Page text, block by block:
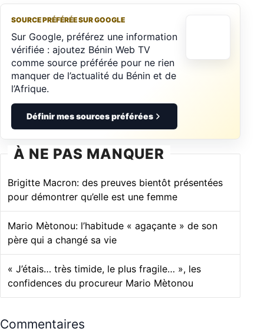
SOURCE PRÉFÉRÉE SUR GOOGLE
Sur Google, préférez une information
vérifiée : ajoutez Bénin Web TV
comme source préférée pour ne rien
manquer de l’actualité du Bénin et de
l’Afrique.
Définir mes sources préférées
À NE PAS MANQUER
Brigitte Macron: des preuves bientôt présentées
pour démontrer qu’elle est une femme
Mario Mètonou: l’habitude « agaçante » de son
père qui a changé sa vie
« J’étais… très timide, le plus fragile… », les
confidences du procureur Mario Mètonou
Commentaires